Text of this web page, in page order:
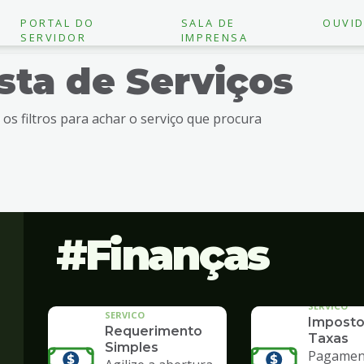
PORTAL DO
SERVIDOR
SALA DE
IMPRENSA
de Serviços
os filtros para achar o serviço que procura
Finanças
SERVICO
Requerimento
Simples
SERVICO
Taxas